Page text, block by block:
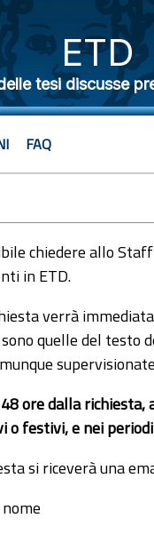
ETD
tesi discusse
FAQ
chiedere allo
in ETD.
verrà
quelle del testo
ore dalla richiesta,
festivi, e nei
si riceverà una